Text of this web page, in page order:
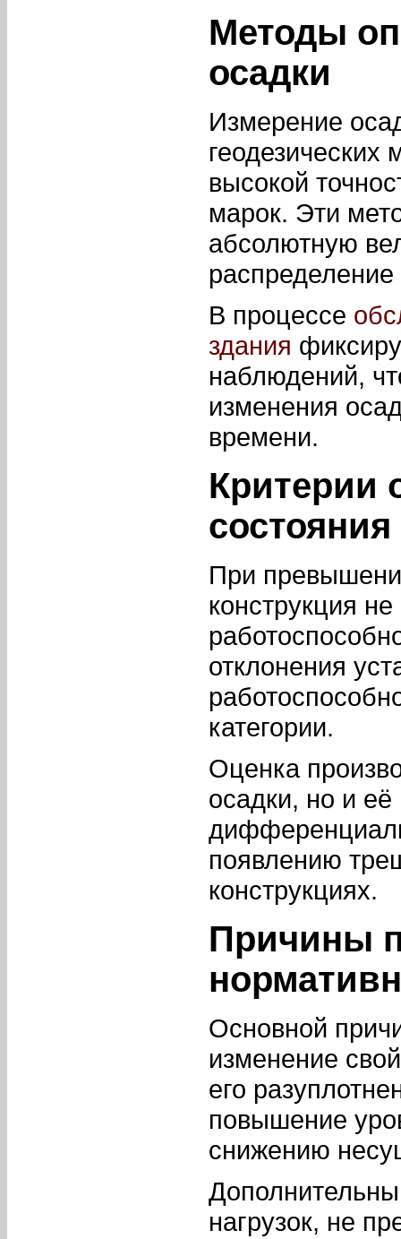
Методы
осадки
Измерение
геодезических
высокой
марок. Эти
абсолютную
В процессе
здания
наблюдений,
изменения
времени.
Критерии
состояния
При
конструкция
отклонения
категории.
Оценка
осадки, но и
появлению
конструкциях.
Причины
Основной
изменение
его
повышение
снижению
нагрузок, не